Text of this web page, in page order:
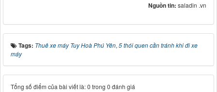
Nguồn tin: saladin .vn
Tags: Thuê xe máy Tuy Hoà Phú Yên, 5 thói quen cần tránh khi đi xe
máy
Tổng số điểm của bài viết là: 0 trong 0 đánh giá